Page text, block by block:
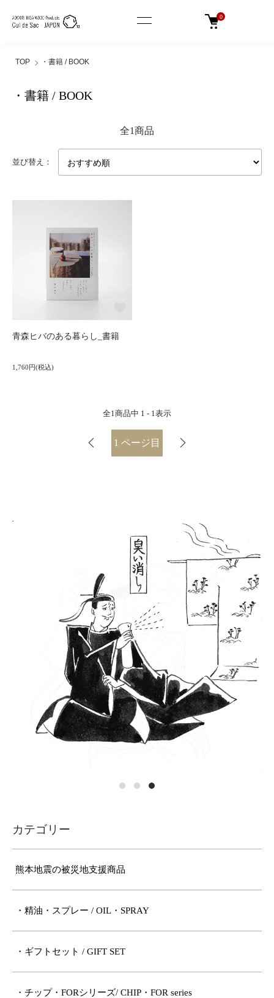
0
TOP ・書籍 / BOOK
・書籍 / BOOK
全1商品
並び替え：
青森ヒバのある暮らし_書籍
1,760円(税込)
全1商品中 1 - 1表示
1 ページ目
カテゴリー
熊本地震の被災地支援商品
・精油・スプレー / OIL・SPRAY
・ギフトセット / GIFT SET
・チップ・FORシリーズ/ CHIP・FOR series